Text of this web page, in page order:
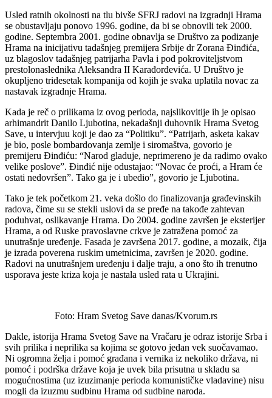
Usled ratnih okolnosti na tlu bivše SFRJ radovi na izgradnji Hrama
se obustavljaju ponovo 1996. godine, da bi se obnovili tek 2000.
godine. Septembra 2001. godine obnavlja se Društvo za podizanje
Hrama na inicijativu tadašnjeg premijera Srbije dr Zorana Đinđića,
uz blagoslov tadašnjeg patrijarha Pavla i pod pokroviteljstvom
prestolonaslednika Aleksandra II Karađorđevića. U Društvo je
okupljeno tridesetak kompanija od kojih je svaka uplatila novac za
nastavak izgradnje Hrama.
Kada je reč o prilikama iz ovog perioda, najslikovitije ih je opisao
arhimandrit Danilo Ljubotina, nekadašnji duhovnik Hrama Svetog
Save, u intervjuu koji je dao za “Politiku”. “Patrijarh, asketa kakav
je bio, posle bombardovanja zemlje i siromaštva, govorio je
premijeru Đinđiću: “Narod gladuje, neprimereno je da radimo ovako
velike poslove”. Đinđić nije odustajao: “Novac će proći, a Hram će
ostati nedovršen”. Tako ga je i ubedio”, govorio je Ljubotina.
Tako je tek početkom 21. veka došlo do finalizovanja građevinskih
radova, čime su se stekli uslovi da se pređe na takođe zahtevan
poduhvat, oslikavanje Hrama. Do 2004. godine završen je eksterijer
Hrama, a od Ruske pravoslavne crkve je zatražena pomoć za
unutrašnje uređenje. Fasada je završena 2017. godine, a mozaik, čija
je izrada poverena ruskim umetnicima, završen je 2020. godine.
Radovi na unutrašnjem uređenju i dalje traju, a ono što ih trenutno
usporava jeste kriza koja je nastala usled rata u Ukrajini.
Foto: Hram Svetog Save danas/Kvorum.rs
Dakle, istorija Hrama Svetog Save na Vračaru je odraz istorije Srba i
svih prilika i neprilika sa kojima se gotovo jedan vek suočavamao.
Ni ogromna želja i pomoć građana i vernika iz nekoliko država, ni
pomoć i podrška države koja je uvek bila prisutna u skladu sa
mogućnostima (uz izuzimanje perioda komunističke vladavine) nisu
mogli da izuzmu sudbinu Hrama od sudbine naroda.